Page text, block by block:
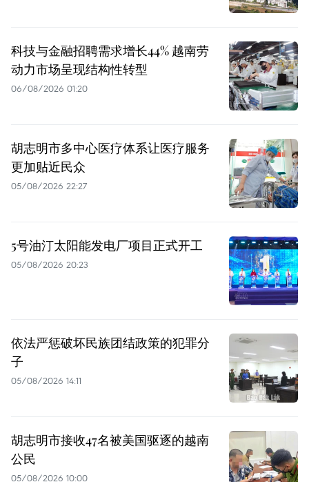
科技与金融招聘需求增长44% 越南劳
动力市场呈现结构性转型
06/08/2026 01:20
胡志明市多中心医疗体系让医疗服务
更加贴近民众
05/08/2026 22:27
5号油汀太阳能发电厂项目正式开工
05/08/2026 20:23
依法严惩破坏民族团结政策的犯罪分
子
05/08/2026 14:11
胡志明市接收47名被美国驱逐的越南
公民
05/08/2026 10:00